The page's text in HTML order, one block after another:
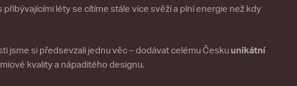
přibývajícími léty se cítíme stále více svěží a plní energie než kdy
jsme si předsevzali jednu věc – dodávat celému Česku unikátní
kvality a nápaditého designu.